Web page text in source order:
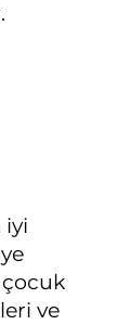
iyi
çocuk
ve